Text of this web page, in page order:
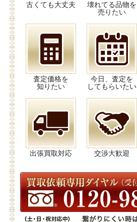
古くても大丈夫
壊れてる品物を
売りたい
査定価格を
知りたい
今日、査定を
してもらいたい
出張買取対応 交渉大歓迎